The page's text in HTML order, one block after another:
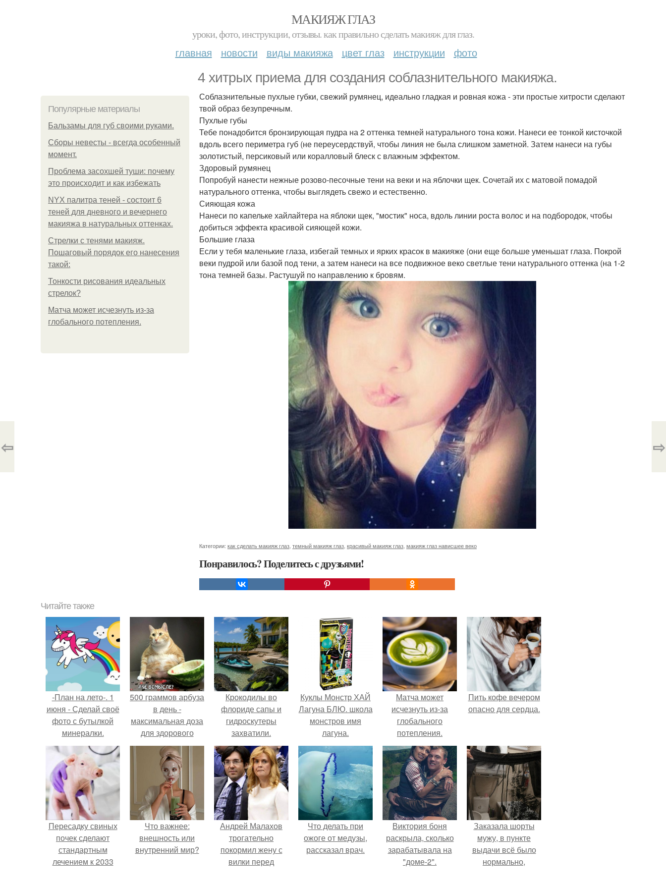
МАКИЯЖ ГЛАЗ
уроки, фото, инструкции, отзывы. как правильно сделать макияж для глаз.
главная новости виды макияжа цвет глаз инструкции фото
4 хитрых приема для создания соблазнительного макияжа.
Популярные материалы
Бальзамы для губ своими руками.
Сборы невесты - всегда особенный
момент.
Проблема засохшей туши: почему
это происходит и как избежать
NYX палитра теней - состоит 6
теней для дневного и вечернего
макияжа в натуральных оттенках.
Стрелки с тенями макияж.
Пошаговый порядок его нанесения
такой:
Тонкости рисования идеальных
стрелок?
Матча может исчезнуть из-за
глобального потепления.
Соблазнительные пухлые губки, свежий румянец, идеально гладкая и ровная кожа - эти простые хитрости сделают
твой образ безупречным.
Пухлые губы
Тебе понадобится бронзирующая пудра на 2 оттенка темней натурального тона кожи. Нанеси ее тонкой кисточкой
вдоль всего периметра губ (не переусердствуй, чтобы линия не была слишком заметной. Затем нанеси на губы
золотистый, персиковый или коралловый блеск с влажным эффектом.
Здоровый румянец
Попробуй нанести нежные розово-песочные тени на веки и на яблочки щек. Сочетай их с матовой помадой
натурального оттенка, чтобы выглядеть свежо и естественно.
Сияющая кожа
Нанеси по капельке хайлайтера на яблоки щек, "мостик" носа, вдоль линии роста волос и на подбородок, чтобы
добиться эффекта красивой сияющей кожи.
Большие глаза
Если у тебя маленькие глаза, избегай темных и ярких красок в макияже (они еще больше уменьшат глаза. Покрой
веки пудрой или базой под тени, а затем нанеси на все подвижное веко светлые тени натурального оттенка (на 1-2
тона темней базы. Растушуй по направлению к бровям.
Категории: как сделать макияж глаз темный макияж глаз красивый макияж глаз макияж глаз нависшее веко
Понравилось? Поделитесь с друзьями!
⇦ ⇨
Читайте также
-План на лето-. 1
июня - Сделай своё
фото с бутылкой
минералки.
500 граммов арбуза
в день -
максимальная доза
для здорового
взрослого,
предупредили
врачи.
Крокодилы во
флориде сапы и
гидроскутеры
захватили.
Куклы Монстр ХАЙ
Лагуна БЛЮ. школа
монстров имя
лагуна.
Матча может
исчезнуть из-за
глобального
потепления.
Пить кофе вечером
опасно для сердца.
Пересадку свиных
почек сделают
стандартным
лечением к 2033
Что важнее:
внешность или
внутренний мир?
Андрей Малахов
трогательно
покормил жену с
вилки перед
Что делать при
ожоге от медузы,
рассказал врач.
Виктория боня
раскрыла, сколько
зарабатывала на
"доме-2".
Заказала шорты
мужу, в пункте
выдачи всё было
нормально,